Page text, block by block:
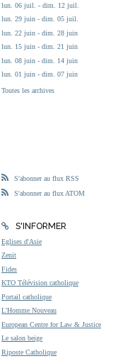
lun. 06 juil. - dim. 12 juil.
lun. 29 juin - dim. 05 juil.
lun. 22 juin - dim. 28 juin
lun. 15 juin - dim. 21 juin
lun. 08 juin - dim. 14 juin
lun. 01 juin - dim. 07 juin
Toutes les archives
S'abonner au flux RSS
S'abonner au flux ATOM
S'INFORMER
Eglises d'Asie
Zenit
Fides
KTO Télévision catholique
Portail catholique
L'Homme Nouveau
European Centre for Law & Justice
Le salon beige
Riposte Catholique